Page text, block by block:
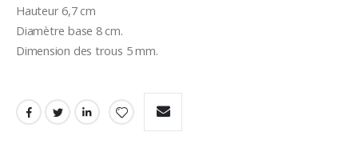
Hauteur 6,7 cm
Diamètre base 8 cm.
Dimension des trous 5 mm.